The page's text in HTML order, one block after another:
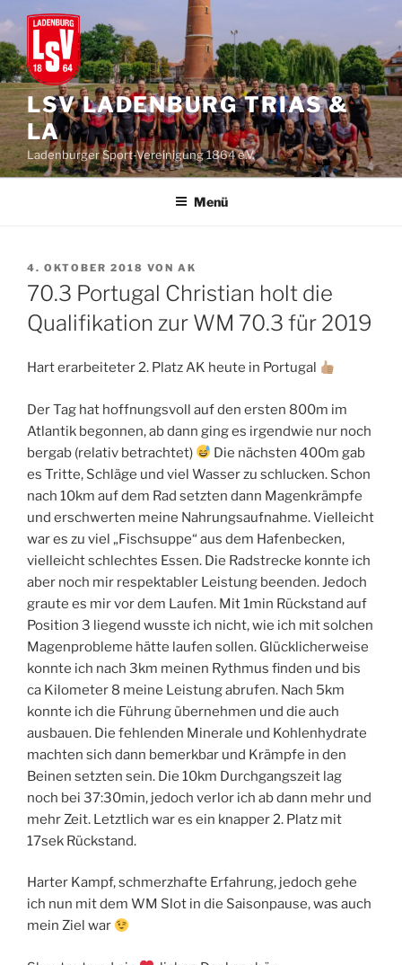
Inhalt
springen
LSV LADENBURG TRIAS &
LA
Ladenburger Sport-Vereinigung 1864 e.V.
Menü
VERÖFFENTLICHT
AM
4. OKTOBER 2018 VON AK
70.3 Portugal Christian holt die
Qualifikation zur WM 70.3 für 2019
Hart erarbeiteter 2. Platz AK heute in Portugal
Der Tag hat hoffnungsvoll auf den ersten 800m im
Atlantik begonnen, ab dann ging es irgendwie nur noch
bergab (relativ betrachtet)
Die nächsten 400m gab
es Tritte, Schläge und viel Wasser zu schlucken. Schon
nach 10km auf dem Rad setzten dann Magenkrämpfe
und erschwerten meine Nahrungsaufnahme. Vielleicht
war es zu viel „Fischsuppe“ aus dem Hafenbecken,
vielleicht schlechtes Essen. Die Radstrecke konnte ich
aber noch mir respektabler Leistung beenden. Jedoch
graute es mir vor dem Laufen. Mit 1min Rückstand auf
Position 3 liegend wusste ich nicht, wie ich mit solchen
Magenprobleme hätte laufen sollen. Glücklicherweise
konnte ich nach 3km meinen Rythmus finden und bis
ca Kilometer 8 meine Leistung abrufen. Nach 5km
konnte ich die Führung übernehmen und die auch
ausbauen. Die fehlenden Minerale und Kohlenhydrate
machten sich dann bemerkbar und Krämpfe in den
Beinen setzten sein. Die 10km Durchgangszeit lag
noch bei 37:30min, jedoch verlor ich ab dann mehr und
mehr Zeit. Letztlich war es ein knapper 2. Platz mit
17sek Rückstand.
Harter Kampf, schmerzhafte Erfahrung, jedoch gehe
ich nun mit dem WM Slot in die Saisonpause, was auch
mein Ziel war